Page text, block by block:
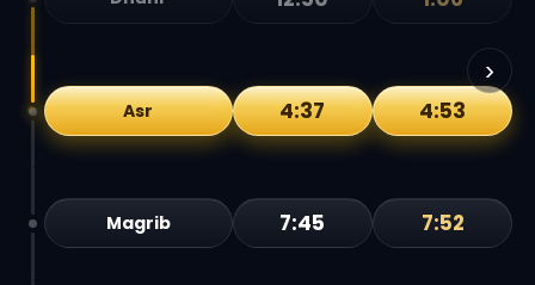
›
Asr 4:37 4:53
Magrib 7:45 7:52